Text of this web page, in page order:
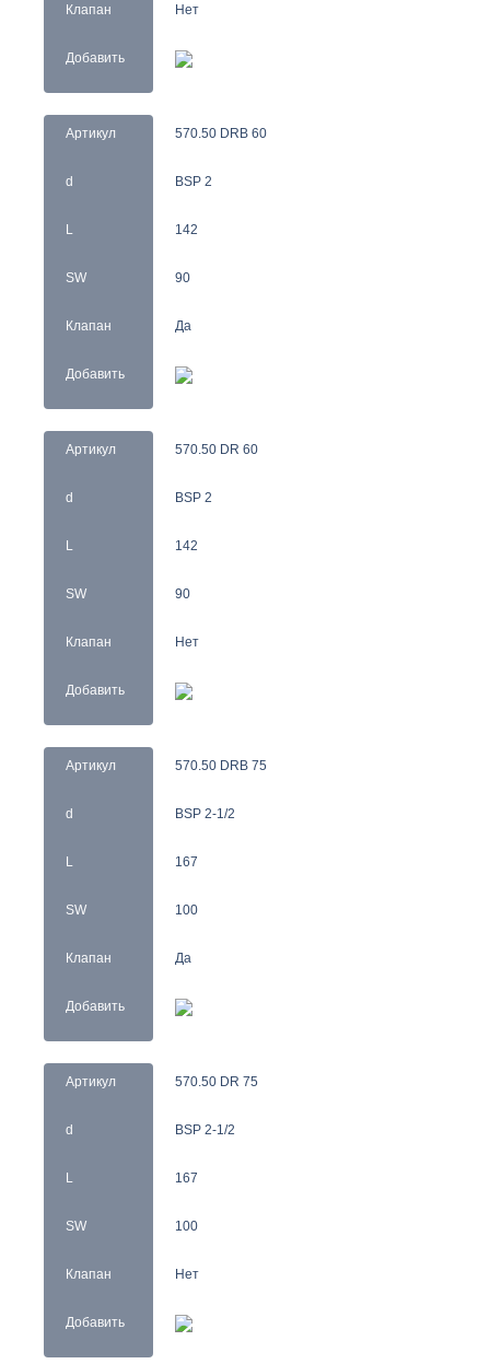
Клапан
Добавить
Нет
Артикул
d
L
SW
Клапан
Добавить
570.50 DRB 60
BSP 2
142
90
Да
Артикул
d
L
SW
Клапан
Добавить
570.50 DR 60
BSP 2
142
90
Нет
Артикул
d
L
SW
Клапан
Добавить
570.50 DRB 75
BSP 2-1/2
167
100
Да
Артикул
d
L
SW
Клапан
Добавить
570.50 DR 75
BSP 2-1/2
167
100
Нет